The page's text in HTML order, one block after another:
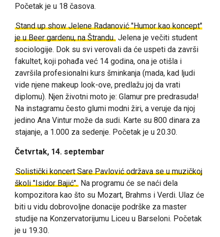
Početak je u 18 časova.
Stand up show Jelene Radanović "Humor kao koncept"
je u Beer gardenu, na Štrandu. Jelena je večiti student
sociologije. Dok su svi verovali da će uspeti da završi
fakultet, koji pohađa već 14 godina, ona je otišla i
završila profesionalni kurs šminkanja (mada, kad ljudi
vide njene makeup look-ove, predlažu joj da vrati
diplomu). Njen životni moto je: Glamur pre predrasuda!
Na instagramu često glumi modni žiri, a veruje da njoj
jedino Ana Vintur može da sudi. Karte su 800 dinara za
stajanje, a 1.000 za sedenje. Početak je u 20.30.
Četvrtak, 14. septembar
Solistički koncert Sare Pavlović održava se u muzičkoj
školi "Isidor Bajić". Na programu će se naći dela
kompozitora kao što su Mozart, Brahms i Verdi. Ulaz će
biti u vidu dobrovoljne donacije podrške za master
studije na Konzervatorijumu Liceu u Barseloni. Početak
je u 19.30.